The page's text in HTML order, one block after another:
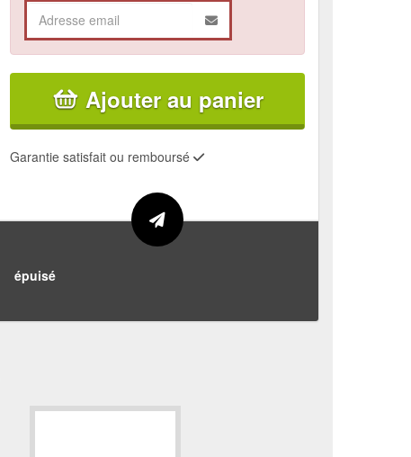
Ajouter au panier
Garantie satisfait ou remboursé
épuisé